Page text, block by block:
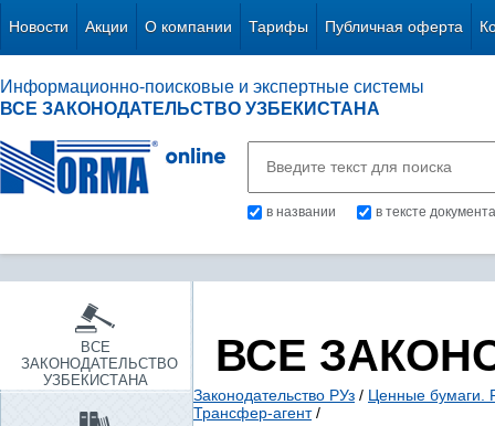
Новости Акции О компании Тарифы Публичная оферта
Информационно-поисковые и экспертные системы
ВСЕ ЗАКОНОДАТЕЛЬСТВО УЗБЕКИСТАНА
в названии в тексте документа
ВСЕ
ЗАКОНОДАТЕЛЬСТВО
УЗБЕКИСТАНА
ВСЕ
Законодательство РУз / Ценные бумаги.
Трансфер-агент /